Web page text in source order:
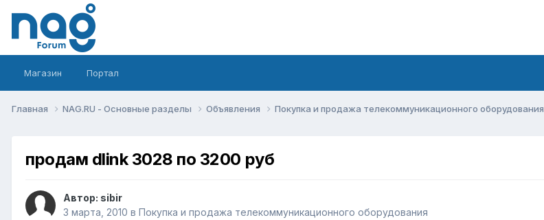
Магазин Портал
Главная NAG.RU - Основные разделы Объявления Покупка и продажа телекоммуникационного оборудования
продам dlink 3028 по 3200 руб
Автор: sibir
3 марта, 2010 в Покупка и продажа телекоммуникационного оборудования